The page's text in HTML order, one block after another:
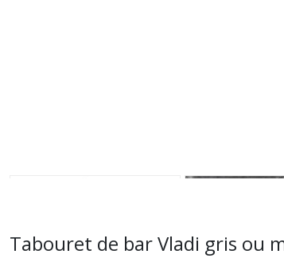
Tabouret de bar Vladi gris ou